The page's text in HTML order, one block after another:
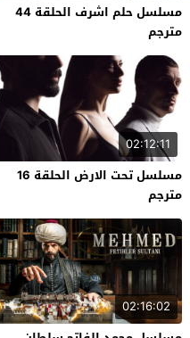
مسلسل حلم اشرف الحلقة 44
مترجم
02:12:11
مسلسل تحت الارض الحلقة 16
مترجم
02:16:02